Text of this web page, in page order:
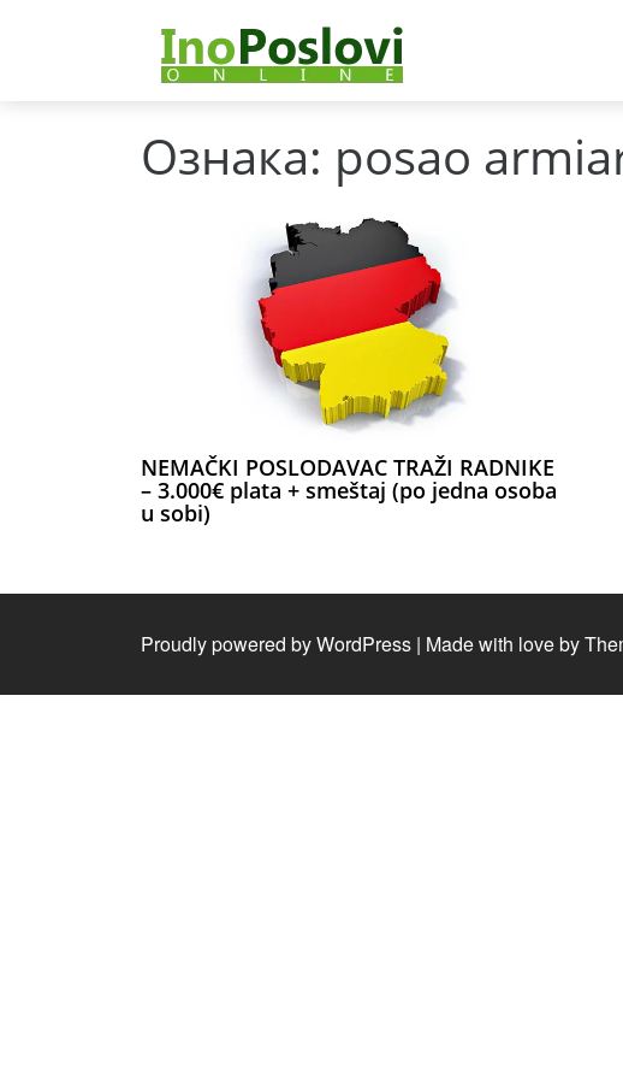
Ознака: posao
NEMAČKI POSLODAVAC TRAŽI RADNIKE
– 3.000€ plata + smeštaj (po jedna osoba
u sobi)
Proudly powered by WordPress | Made with love by